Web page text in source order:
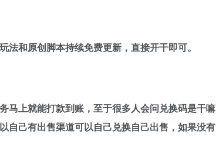
和原创脚本持续免费更新，直接开干即可。
马上就能打款到账，至于很多人会问兑换码是干嘛
自己有出售渠道可以自己兑换自己出售，如果没有